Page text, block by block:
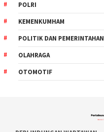
POLRI
KEMENKUMHAM
POLITIK DAN PEMERINTAHAN
OLAHRAGA
OTOMOTIF